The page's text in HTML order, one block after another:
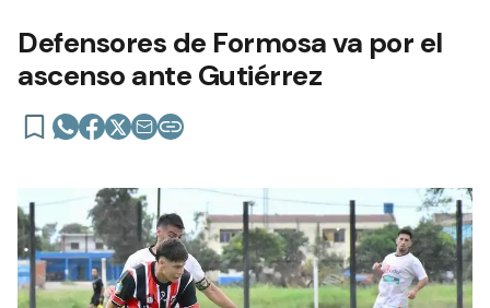
Defensores de Formosa va por el
ascenso ante Gutiérrez